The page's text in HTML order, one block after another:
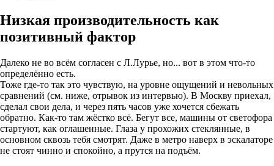
Низкая производительность как
позитивный фактор
Далеко не во всём согласен с Л.Лурье, но... вот в этом что-то
определённо есть.
Тоже где-то так это чувствую, на уровне ощущений и невольных
сравнений (см. ниже, отрывок из интервью). В Москву приехал,
сделал свои дела, и через пять часов уже хочется сбежать
обратно. Как-то там жёстко всё. Бегут все, машины от светофора
стартуют, как оглашенные. Глаза у прохожих стеклянные, в
основном сквозь тебя смотрят. Даже в метро наверх в эскалаторе
не стоят чинно и спокойно, а прутся на подъём.